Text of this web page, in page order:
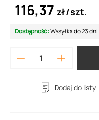
116,37 zł szt.
Dostępność:Wysyłka do 23
Dodaj do listy